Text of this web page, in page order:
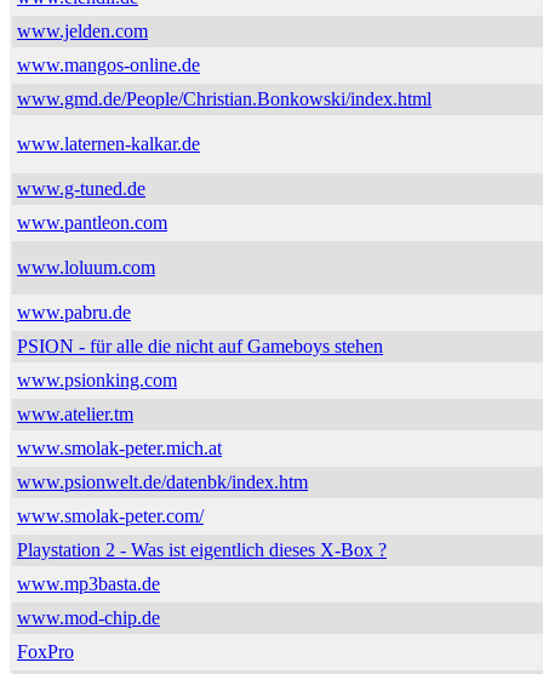
www.jelden.com
www.mangos-online.de
www.gmd.de/People/Christian.Bonkowski/index.html
www.laternen-kalkar.de
www.g-tuned.de
www.pantleon.com
www.loluum.com
www.pabru.de
PSION - für alle die nicht auf Gameboys stehen
www.psionking.com
www.atelier.tm
www.smolak-peter.mich.at
www.psionwelt.de/datenbk/index.htm
www.smolak-peter.com/
Playstation 2 - Was ist eigentlich dieses X-Box ?
www.mp3basta.de
www.mod-chip.de
FoxPro